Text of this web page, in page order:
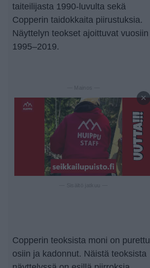
taiteilijasta 1990-luvulta sekä
Copperin taidokkaita piirustuksia.
Näyttelyn teokset ajoittuvat vuosiin
1995–2019.
— Mainos —
×
Copperin teoksista moni on purettu
osiin ja kadonnut. Näistä teoksista